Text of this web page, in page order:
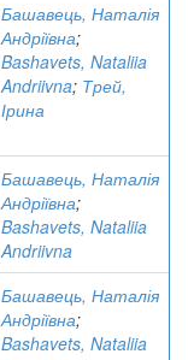
Башавець, Наталія
Андріївна;
Bashavets, Nataliia
Andriivna; Трей,
Ірина
Башавець, Наталія
Андріївна;
Bashavets, Nataliia
Andriivna
Башавець, Наталія
Андріївна;
Bashavets, Nataliia